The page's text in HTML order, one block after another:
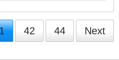
42 44 Next